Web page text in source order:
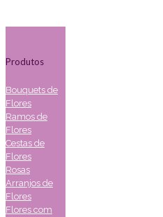
Produtos
Bouquets de
Flores
Ramos de
Flores
Cestas de
Flores
Rosas
Arranjos de
Flores
Flores com